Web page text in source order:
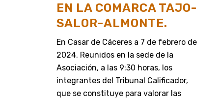
EN LA COMARCA TAJO-
SALOR-ALMONTE.
En Casar de Cáceres a 7 de febrero de
2024. Reunidos en la sede de la
Asociación, a las 9:30 horas, los
integrantes del Tribunal Calificador,
que se constituye para valorar las